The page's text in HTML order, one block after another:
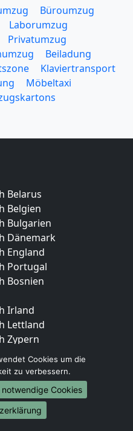
Büroumzug
Laborumzug
Privatumzug
Beiladung
Klaviertransport
Möbeltaxi
Belarus
Belgien
Bulgarien
Dänemark
England
Portugal
Bosnien
Irland
Lettland
Zypern
Kroatien
Estland
Finnland
Frankreich
Griechenland
Cookies um die
zu verbessern.
notwendige Cookies